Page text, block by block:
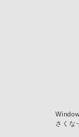
さくな